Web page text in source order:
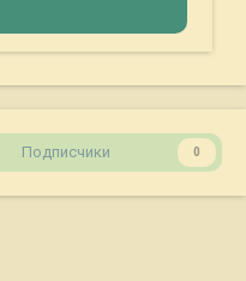
Подписчики 0